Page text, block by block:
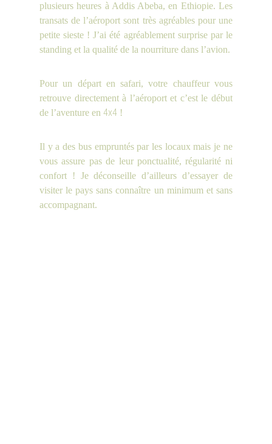
plusieurs heures à Addis Abeba, en Ethiopie. Les
transats de l’aéroport sont très agréables pour une
petite sieste ! J’ai été agréablement surprise par le
standing et la qualité de la nourriture dans l’avion.
Pour un départ en safari, votre chauffeur vous
retrouve directement à l’aéroport et c’est le début
de l’aventure en 4x4 !
Il y a des bus empruntés par les locaux mais je ne
vous assure pas de leur ponctualité, régularité ni
confort ! Je déconseille d’ailleurs d’essayer de
visiter le pays sans connaître un minimum et sans
accompagnant.